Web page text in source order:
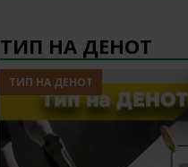
ТИП НА ДЕНОТ
ТИП НА ДЕНОТ